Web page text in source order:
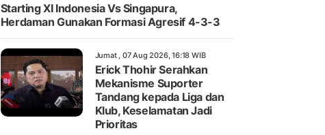
Starting XI Indonesia Vs Singapura,
Herdaman Gunakan Formasi Agresif 4-3-3
Jumat , 07 Aug 2026, 16:18 WIB
Erick Thohir Serahkan
Mekanisme Suporter
Tandang kepada Liga dan
Klub, Keselamatan Jadi
Prioritas